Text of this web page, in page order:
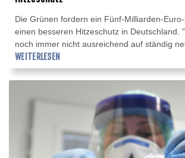
Die Grünen fordern ein Fünf-Milliarden-
einen besseren Hitzeschutz in Deutschland.
noch immer nicht ausreichend auf ständig
andauernde Hitzerekorde vorbereitet", sagte
Fraktionsvize Julia Verlinden am Donnerstag
Nachrichtenagentur AFP. Fünf Milliarden
Sondervermögen könnten "viele grüne
entstehen lassen und wirksame Abkühlung
Tiere ermöglichen". Dies entspreche 60
WEITERLESEN